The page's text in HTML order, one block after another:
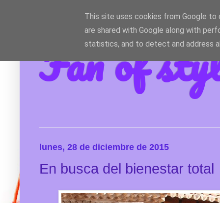
Fan of
lunes, 28 de diciembre de 2015
En busca del bienestar total
This site uses cookies from Google to
are shared with Google along with
statistics, and to detect and address